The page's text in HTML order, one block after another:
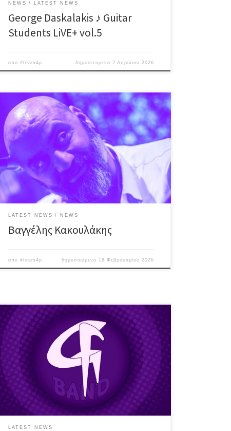
NEWS LATEST NEWS
George Daskalakis ♪ Guitar
Students LiVE+ vol.5
από#team4p δημοσιευμένο 2 Απριλίου 2026
Λίγο πριν την ονομαστική του εορτή και μια ανάσα
πριν την 25η Μαρτίου, ο Βαγγέλης Κακουλάκης
ανεβαίνει στη σκηνή μας για ένα live που ΔΕΝ θα έχει
playlist (!) Γιατί το πρόγραμμα το διαλέγετε ΕΣΕΙΣ!
Ένα βράδυ γεμάτο: Έντεχνο, λαϊκό, ροκ, νησιώτικες &
funk ανατροπές, αλλά και τραγούδια – έκπληξη, που
θα γίνουν η […]
LATEST NEWS NEWS
Βαγγέλης Κακουλάκης
από#team4p δημοσιευμένο 18 Φεβρουαρίου 2026
Σάββατο 7 Μαρτίου ♪ Μπάντα με πολυετή παρουσία
και δράση, οι #GoodFellas ροκάρουν ανελλιπώς, με
εμφανίσεις εντός & εκτός Αθηνών, με μια δυνατή &
ξεσηκωτική λίστα που περιλαμβάνει super hits από
Pink Floyd, Carlos Santana, Deep Purple, Rory
Gallagher, Eric Clapton, The Doors, Blues Brothers, κ.α.
♪ The Good Fellas Band […]
LATEST NEWS